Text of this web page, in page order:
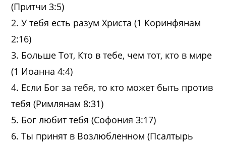
(Притчи 3:5)
2. У тебя есть разум Христа (1 Коринфянам
2:16)
3. Больше Тот, Кто в тебе, чем тот, кто в мире
(1 Иоанна 4:4)
4. Если Бог за тебя, то кто может быть против
тебя (Римлянам 8:31)
5. Бог любит тебя (Софония 3:17)
6. Ты принят в Возлюбленном (Псалтырь